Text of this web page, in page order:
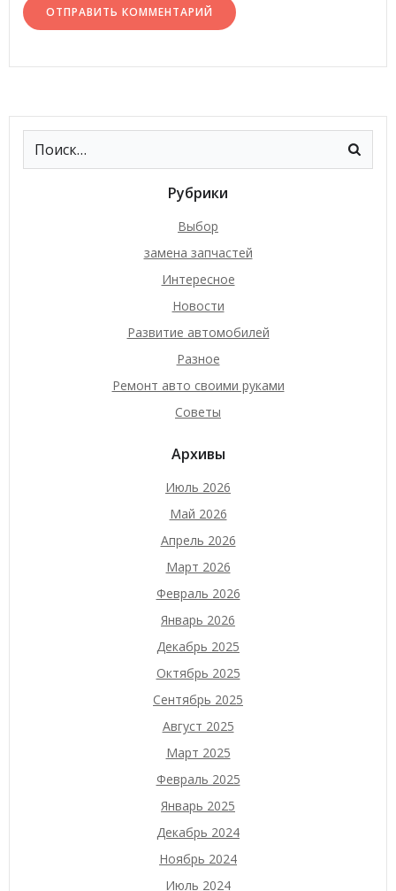
Рубрики
Выбор
замена запчастей
Интересное
Новости
Развитие автомобилей
Разное
Ремонт авто своими руками
Советы
Архивы
Июль 2026
Май 2026
Апрель 2026
Март 2026
Февраль 2026
Январь 2026
Декабрь 2025
Октябрь 2025
Сентябрь 2025
Август 2025
Март 2025
Февраль 2025
Январь 2025
Декабрь 2024
Ноябрь 2024
Июль 2024